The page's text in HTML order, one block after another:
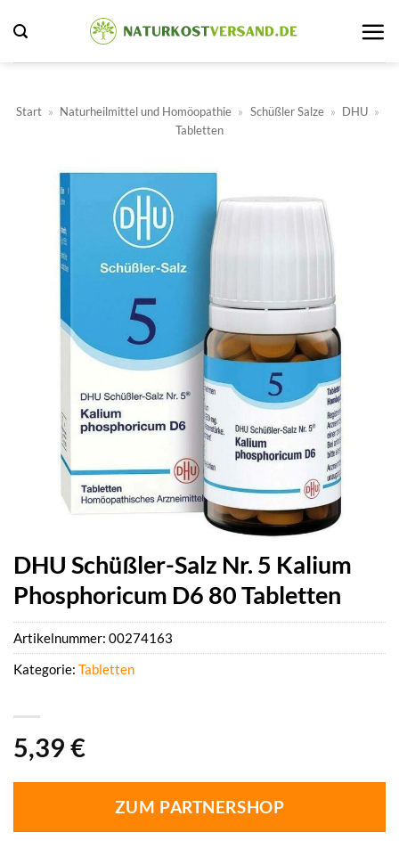
Inhalt
springen
Start » Naturheilmittel und Homöopathie » Schüßler Salze » DHU »
Tabletten
DHU Schüßler-Salz Nr. 5 Kalium
Phosphoricum D6 80 Tabletten
5,39 €
ZUM PARTNERSHOP
Artikelnummer: 00274163
Kategorie: Tabletten